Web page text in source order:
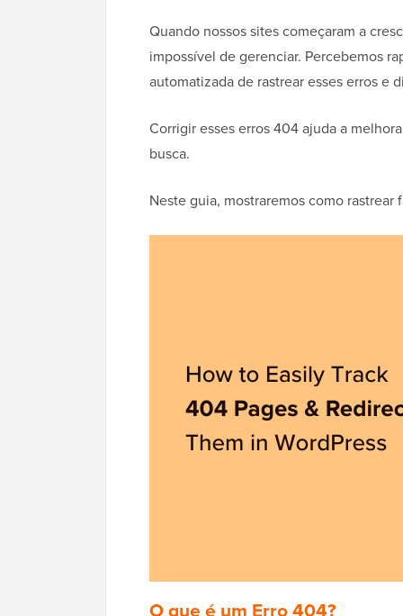
Quando nossos sites começaram a
impossível de gerenciar. Percebemos
automatizada de rastrear esses erros e
Corrigir esses erros 404 ajuda a
busca.
Neste guia, mostraremos como
O que é um Erro 404?